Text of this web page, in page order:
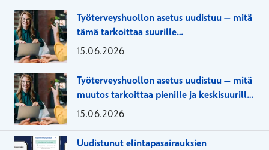
Työterveyshuollon asetus uudistuu – mitä
tämä tarkoittaa suurille
työnantajaorganisaatioille?
15.06.2026
Työterveyshuollon asetus uudistuu – mitä
muutos tarkoittaa pienille ja keskisuurille
yrityksille?
15.06.2026
Uudistunut elintapasairauksien